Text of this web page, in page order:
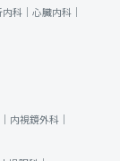
科｜ 心臓内科｜
内視鏡外科｜